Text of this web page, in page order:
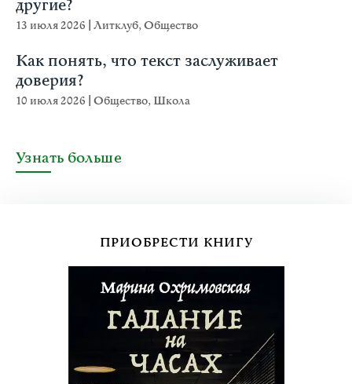
другие?
13 июля 2026 Литклуб,Общество
Как понять, что текст заслуживает
доверия?
10 июля 2026 Общество, Школа
Узнать больше
ПРИОБРЕСТИ КНИГУ